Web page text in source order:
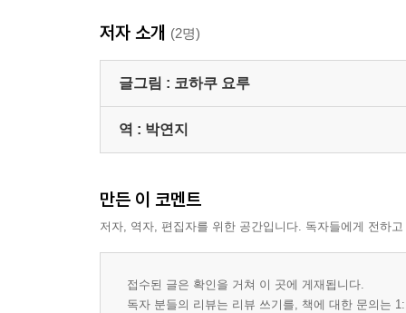
저자 소개 (2명)
글그림 : 코하쿠 요루
역 : 박연지
만든 이 코멘트
저자, 역자, 편집자를 위한 공간입니다. 독자들에게 전하
접수된 글은 확인을 거쳐 이 곳에 게재됩니다.
독자 분들의 리뷰는 리뷰 쓰기를, 책에 대한 문의는